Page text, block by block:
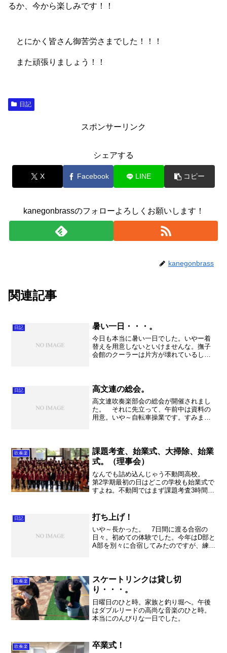
るか、今から楽しみです！！
とにかく皆さん御苦労さまでした！！！
また頑張りましょう！！
日記
スポンサーリンク
シェアする
X Facebook LINE コピー
kanegonbrassのフォローよろしくお願いします！
kanegonbrass
関連記事
日記 暑い一日・・・。
今日も本当に暑い一日でした。いやー着
替えを用意しないといけませんな。撫子
会館のクーラーは片方が壊れているし、
れるような「２８°設定でもし...
日記 高文連の総会。
高文連吹奏楽部会の総会が開催されまし
た。 それに先立って、午前中は資料の
用意。いや～自転車操業です。すみませ
た。7年間通った前任校へ...
吹奏楽
課題考査、始業式、大掃除、始業
式。（理事会）
なんでも詰め込んじゃう不動岡高校。
第2学期最初の日はどこの学校も始業式で
すよね。不動岡ではまず課題考査3時間
後昼休み、そして大掃除、始業式となり
ました。私は大掃除...
日記 打ち上げ！
いや～長かった。 7日間に渡る合宿の
日々。初めての体験でした。今年はD部と
A部を別々に合宿してみたのですが、練習
ここで練習出来る事に...
吹奏楽
スケートリンクは貸し切
り・・・。
日曜日のひと時。家族と釣り堀へ。午後
はダブルリードの高尚な音楽のひと時。
本当にのんびりな一日でした。
吹奏楽 卒業式！